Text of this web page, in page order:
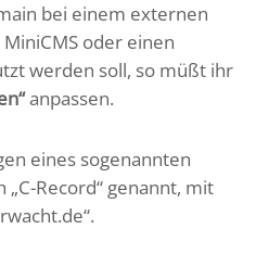
bei einem externen
oder einen
werden soll, so müßt ihr
anpassen.
eines sogenannten
„C-Record“ genannt, mit